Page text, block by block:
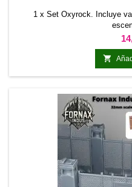
1 x Set Oxyrock. Incluye
